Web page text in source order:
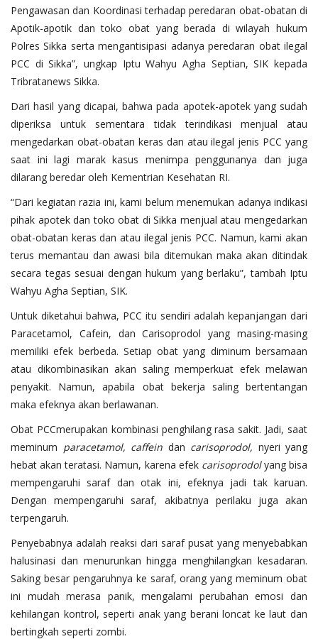
Pengawasan dan Koordinasi terhadap peredaran obat-obatan di
Apotik-apotik dan toko obat yang berada di wilayah hukum
Polres Sikka serta mengantisipasi adanya peredaran obat ilegal
PCC di Sikka”, ungkap Iptu Wahyu Agha Septian, SIK kepada
Tribratanews Sikka.
Dari hasil yang dicapai, bahwa pada apotek-apotek yang sudah
diperiksa untuk sementara tidak terindikasi menjual atau
mengedarkan obat-obatan keras dan atau ilegal jenis PCC yang
saat ini lagi marak kasus menimpa penggunanya dan juga
dilarang beredar oleh Kementrian Kesehatan RI.
“Dari kegiatan razia ini, kami belum menemukan adanya indikasi
pihak apotek dan toko obat di Sikka menjual atau mengedarkan
obat-obatan keras dan atau ilegal jenis PCC. Namun, kami akan
terus memantau dan awasi bila ditemukan maka akan ditindak
secara tegas sesuai dengan hukum yang berlaku”, tambah Iptu
Wahyu Agha Septian, SIK.
Untuk diketahui bahwa, PCC itu sendiri adalah kepanjangan dari
Paracetamol, Cafein, dan Carisoprodol yang masing-masing
memiliki efek berbeda. Setiap obat yang diminum bersamaan
atau dikombinasikan akan saling memperkuat efek melawan
penyakit. Namun, apabila obat bekerja saling bertentangan
maka efeknya akan berlawanan.
Obat PCCmerupakan kombinasi penghilang rasa sakit. Jadi, saat
meminum paracetamol, caffein dan carisoprodol, nyeri yang
hebat akan teratasi. Namun, karena efek carisoprodolyang bisa
mempengaruhi saraf dan otak ini, efeknya jadi tak karuan.
Dengan mempengaruhi saraf, akibatnya perilaku juga akan
terpengaruh.
Penyebabnya adalah reaksi dari saraf pusat yang menyebabkan
halusinasi dan menurunkan hingga menghilangkan kesadaran.
Saking besar pengaruhnya ke saraf, orang yang meminum obat
ini mudah merasa panik, mengalami perubahan emosi dan
kehilangan kontrol, seperti anak yang berani loncat ke laut dan
bertingkah seperti zombi.